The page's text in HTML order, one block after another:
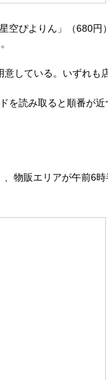
ぴよりん」（680
している。いずれも
読み取ると順番が
物販エリアが午前6